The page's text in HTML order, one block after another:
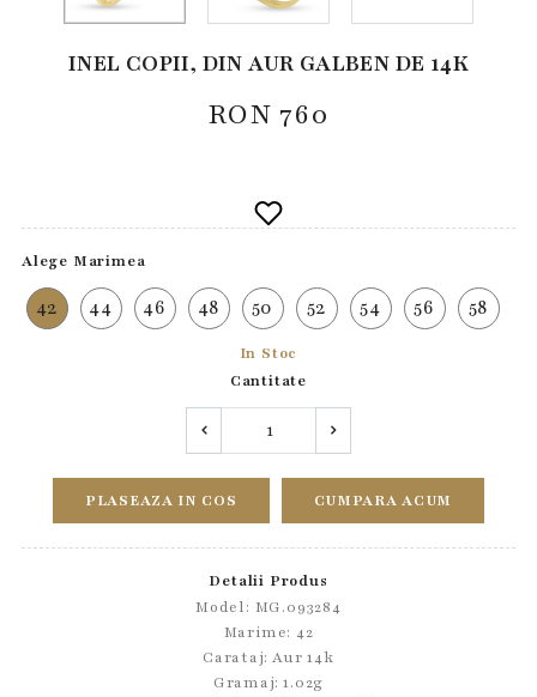
INEL COPII, DIN AUR GALBEN DE 14K
RON 760
Alege Marimea
42 44 46 48 50 52 54 56 58
In Stoc
Cantitate
PLASEAZA IN COS CUMPARA ACUM
Detalii Produs
Model: MG.093284
Marime: 42
Carataj: Aur 14k
Gramaj: 1.02g